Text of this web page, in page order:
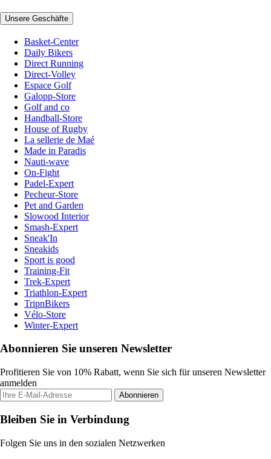
Unsere Geschäfte
Basket-Center
Daily Bikers
Direct Running
Direct-Volley
Espace Golf
Galopp-Store
Golf and co
Handball-Store
House of Rugby
La sellerie de Maé
Made in Paradis
Nauti-wave
On-Fight
Padel-Expert
Pecheur-Store
Pet and Garden
Slowood Interior
Smash-Expert
Sneak'In
Sneakids
Sport is good
Training-Fit
Trek-Expert
Triathlon-Expert
TripnBikers
Vélo-Store
Winter-Expert
Abonnieren Sie unseren Newsletter
Profitieren Sie von 10% Rabatt, wenn Sie sich für unseren Newsletter
anmelden
Abonnieren
Bleiben Sie in Verbindung
Folgen Sie uns in den sozialen Netzwerken